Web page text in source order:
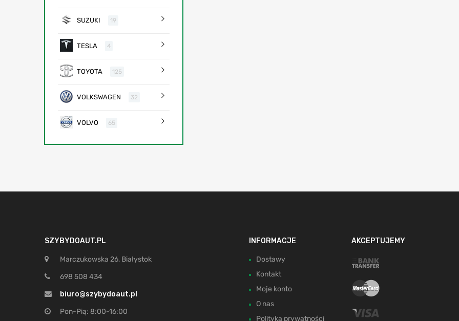
SUZUKI 19
TESLA 4
TOYOTA 125
VOLKSWAGEN 32
VOLVO 65
SZYBYDOAUT.PL
Marczukowska 26, Białystok
698 508 434
biuro@szybydoaut.pl
Pon-Pią: 8:00-16:00
INFORMACJE
Dostawy
Kontakt
Moje konto
O nas
Polityka prywatności
AKCEPTUJEMY